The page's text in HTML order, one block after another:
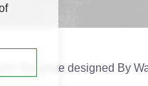
Template designed By